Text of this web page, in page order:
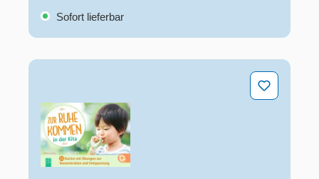
Sofort lieferbar